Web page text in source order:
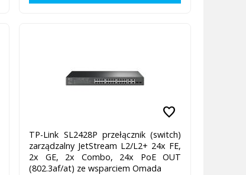
favorite
TP-Link SL2428P przełącznik (switch)
zarządzalny JetStream L2/L2+ 24x FE,
2x GE, 2x Combo, 24x PoE OUT
(802.3af/at) ze wsparciem Omada